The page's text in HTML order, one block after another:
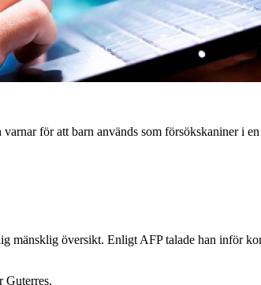
för att barn används som försökskaniner i
översikt. Enligt AFP talade han inför
Guterres.